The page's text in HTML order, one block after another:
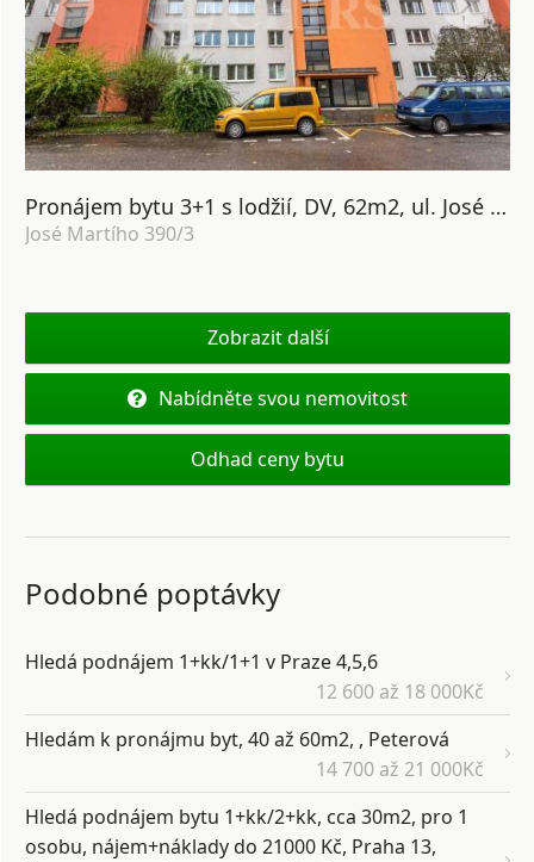
Pronájem bytu 3+1 s lodžií, DV, 62m2, ul. José Martího 390/3, Praha 6 - Veleslavín
José Martího 390/3
Zobrazit další
Nabídněte svou nemovitost
Odhad ceny bytu
Podobné poptávky
Hledá podnájem 1+kk/1+1 v Praze 4,5,6
12 600 až 18 000Kč
Hledám k pronájmu byt, 40 až 60m2, , Peterová
14 700 až 21 000Kč
Hledá podnájem bytu 1+kk/2+kk, cca 30m2, pro 1
osobu, nájem+náklady do 21000 Kč, Praha 13,